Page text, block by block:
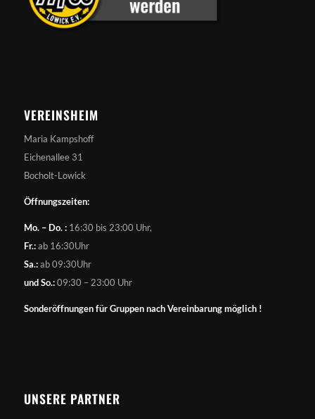
VEREINSHEIM
Maria Kampshoff
Eichenallee 31
Bocholt-Lowick
Öffnungszeiten:
Mo. – Do. :16:30 bis 23:00 Uhr,
Fr.:ab 16:30Uhr
Sa.:ab 09:30Uhr
und So.:09:30 – 23:00 Uhr
Sonderöffnungen für Gruppen nach Vereinbarung möglich !
UNSERE PARTNER